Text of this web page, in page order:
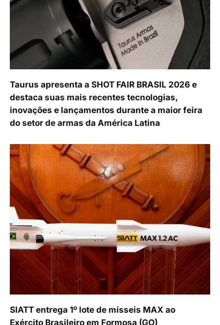
Taurus apresenta a SHOT FAIR BRASIL 2026 e
destaca suas mais recentes tecnologias,
inovações e lançamentos durante a maior feira
do setor de armas da América Latina
SIATT entrega 1º lote de mísseis MAX ao
Exército Brasileiro em Formosa (GO)